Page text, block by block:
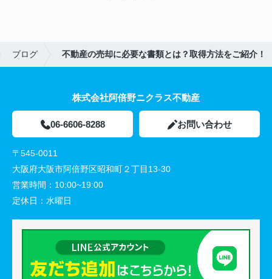
ブログ 不動産の売却に必要な書類とは？取得方法をご紹介！
株式会社阿倍野ニクラス不動産
06-6606-8288 お問い合わせ
〒545-0011
大阪府大阪市阿倍野区昭和町２丁目13-30
営業時間： 10:00~19:00
定休日： 水曜日